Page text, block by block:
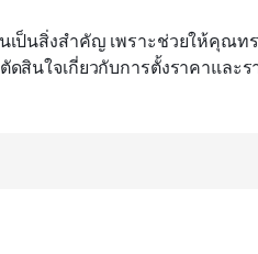
เป็นสิ่งสำคัญ เพราะช่วยให้คุณท
สินใจเกี่ยวกับการตั้งราคาและ